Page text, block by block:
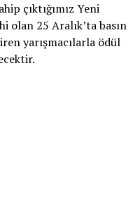
çıktığımız Yeni
olan 25 Aralık’ta basın
yarışmacılarla ödül